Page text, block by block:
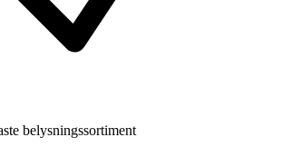
belysningssortiment